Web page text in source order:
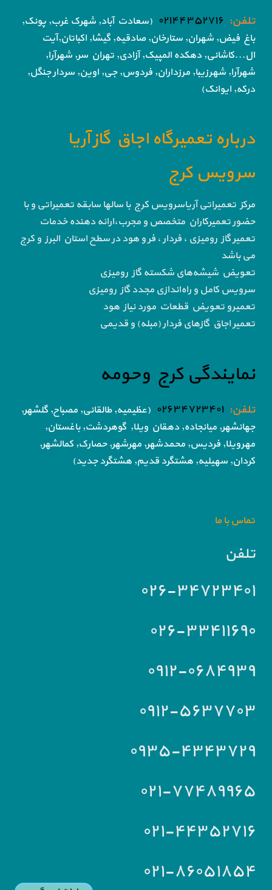
تلفن: ۰۲۱۴۴۳۵۲۷۱۶ (سعادت آباد, شهرک غرب, پونک,
باغ فیض, شهران, ستارخان, صادقیه, گیشا, اکباتان,آیت
ال...کاشانی, دهکده المپیک, آزادی, تهران سر, شهرآرا,
شهرآرا, شهرزیبا, مرزداران, فردوس, جی, اوین, سردار جنگل,
درکه, ایوانک)
درباره تعمیرگاه اجاق گاز آریا
سرویس کرج
مرکز تعمیراتی آریاسرویس کرج با سالها سابقه تعمیراتی و با
حضور تعمیرکاران متخصص و مجرب،ارائه دهنده خدمات
تعمیر گاز رومیزی ، فردار ، فر و هود در سطح استان البرز و کرج
می باشد
تعویض شیشه‌های شکسته گاز رومیزی
سرویس کامل و راه‌اندازی مجدد گاز رومیزی
تعمیرو تعویض قطعات مورد نیاز هود
تعمیر اجاق گاز‌های فردار (مبله) و قدیمی
نمایندگی کرج وحومه
تلفن: ۰۲۶۳۴۷۲۳۴۰۱
(عظیمیه, طالقانی, مصباح, گلشهر,
جهانشهر, میانجاده, دهقان ویلا, گوهردشت, باغستان,
مهرویلا, فردیس, محمدشهر, مهرشهر, حصارک, کمالشهر,
کردان, سهیلیه, هشتگرد قدیم, هشتگرد جدید)
تماس با ما
تلفن
۰۲۶-۳۴۷۲۳۴۰۱
۰۲۶-۳۳۴۱۱۶۹۰
۰۹۱۲-۰۶۸۴۹۳۹
۰۹۱۲-۵۶۳۷۷۰۳
۰۹۳۵-۴۳۴۳۷۲۹
۰۲۱-۷۷۴۸۹۹۶۵
۰۲۱-۴۴۳۵۲۷۱۶
۰۲۱-۸۶۰۵۱۸۵۴